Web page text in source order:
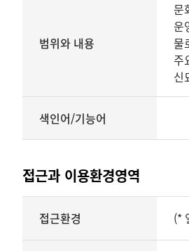
범위와 내용
문
운
물
주
신
색인어/기능어
접근과 이용환경영역
구조영역
접근환경 (*